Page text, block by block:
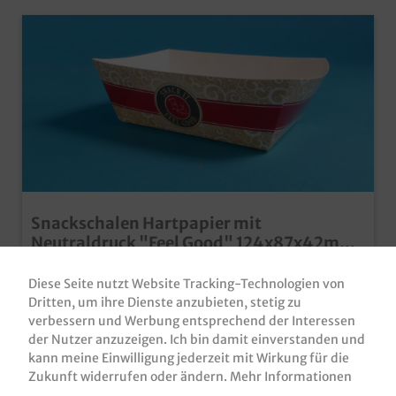
Snackschalen Hartpapier mit
Neutraldruck "Feel Good" 124x87x42mm
Pommesschalen, Neutraldruck Maße: 124x87x42mm
500 Stück im Karton im modernen und edlen
Neutraldesign "Feel good" Ideal für Snacks, Fingerfood,
Currywurst, Pommes usw. aus umweltfreundlichen
Hartpapier Qualität "Made in Germany" auch mit
Ihrem Wunschmotiv bedruckbar, fragen Sie einfach
unseren Kundenservice
Produktnummer:SS1248743
69,80 €*
Diese Seite nutzt Website Tracking-Technologien von
Dritten, um ihre Dienste anzubieten, stetig zu
verbessern und Werbung entsprechend der Interessen
der Nutzer anzuzeigen. Ich bin damit einverstanden und
kann meine Einwilligung jederzeit mit Wirkung für die
Zukunft widerrufen oder ändern. Mehr Informationen